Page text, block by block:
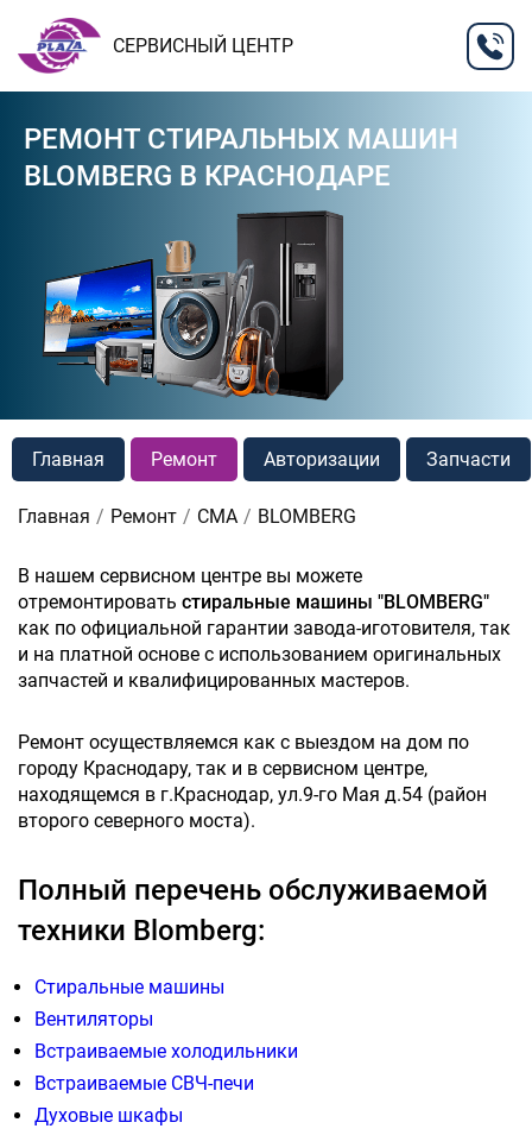
СЕРВИСНЫЙ ЦЕНТР
РЕМОНТ СТИРАЛЬНЫХ МАШИН
BLOMBERG В КРАСНОДАРЕ
Главная Ремонт Авторизации Запчасти
Главная Ремонт СМА BLOMBERG
В нашем сервисном центре вы можете
отремонтировать стиральные машины "BLOMBERG"
как по официальной гарантии завода-иготовителя, так
и на платной основе с использованием оригинальных
запчастей и квалифицированных мастеров.
Ремонт осуществляемся как с выездом на дом по
городу Краснодару, так и в сервисном центре,
находящемся в г.Краснодар, ул.9-го Мая д.54 (район
второго северного моста).
Полный перечень обслуживаемой
техники Blomberg:
Стиральные машины
Вентиляторы
Встраиваемые холодильники
Встраиваемые СВЧ-печи
Духовые шкафы